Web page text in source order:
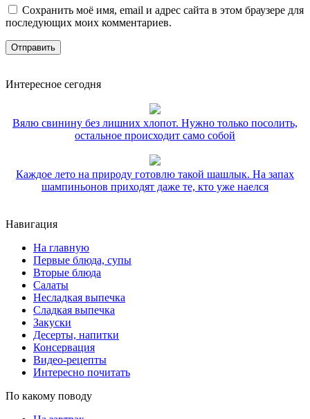
Сохранить моё имя, email и адрес сайта в этом браузере для
последующих моих комментариев.
Интересное сегодня
Вялю свинину без лишних хлопот. Нужно только посолить,
остальное происходит само собой
Каждое лето на природу готовлю такой шашлык. На запах
шампиньонов приходят даже те, кто уже наелся
Навигация
На главную
Первые блюда, супы
Вторые блюда
Салаты
Несладкая выпечка
Сладкая выпечка
Закуски
Десерты, напитки
Консервация
Видео-рецепты
Интересно почитать
По какому поводу